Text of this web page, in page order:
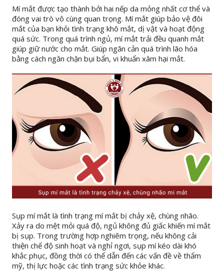
Mí mắt được tạo thành bởi hai nếp da mỏng nhất cơ thể và
đóng vai trò vô cùng quan trọng. Mí mắt giúp bảo vệ đôi
mắt của bạn khỏi tình trạng khô mắt, dị vật và hoạt động
quá sức. Trong quá trình ngủ, mí mắt trải đều quanh mắt
giúp giữ nước cho mắt. Giúp ngăn cản quá trình lão hóa
bằng cách ngăn chặn bụi bẩn, vi khuẩn xâm hại mắt.
Sụp mí mắt là tình trạng mí mắt bị chảy xệ, chùng nhão.
Xảy ra do mệt mỏi quá độ, ngủ không đủ giấc khiến mí mắt
bị sụp. Trong trường hợp nghiêm trọng, nếu không cải
thiện chế độ sinh hoạt và nghỉ ngơi, sụp mí kéo dài khó
khắc phục, đồng thời có thể dẫn đến các vấn đề về thẩm
mỹ, thị lực hoặc các tình trạng sức khỏe khác.